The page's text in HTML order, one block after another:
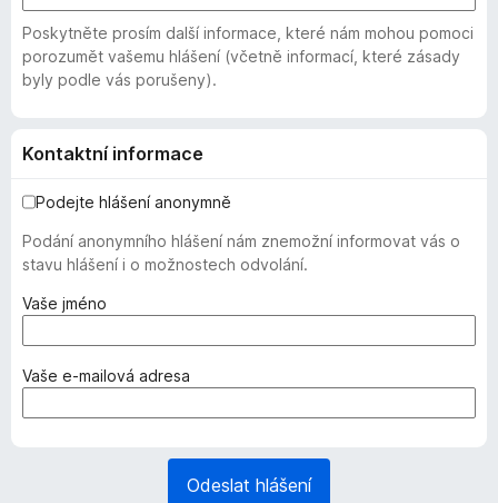
Poskytněte prosím další informace, které nám mohou pomoci
porozumět vašemu hlášení (včetně informací, které zásady
byly podle vás porušeny).
Kontaktní informace
Podejte hlášení anonymně
Podání anonymního hlášení nám znemožní informovat vás o
stavu hlášení i o možnostech odvolání.
Vaše jméno
y
ž
d
Vaše e-mailová adresa
y
d
Odeslat hlášení